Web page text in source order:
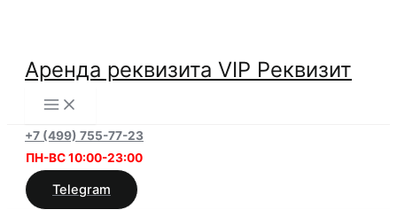
содержимому
Аренда реквизита VIP Реквизит
+7 (499) 755-77-23
ПН-ВС 10:00-23:00
Telegram